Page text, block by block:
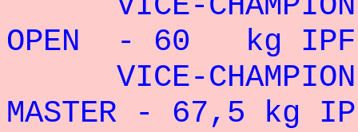
OPEN - 60 kg
VICE-
MASTER - 67,5 kg